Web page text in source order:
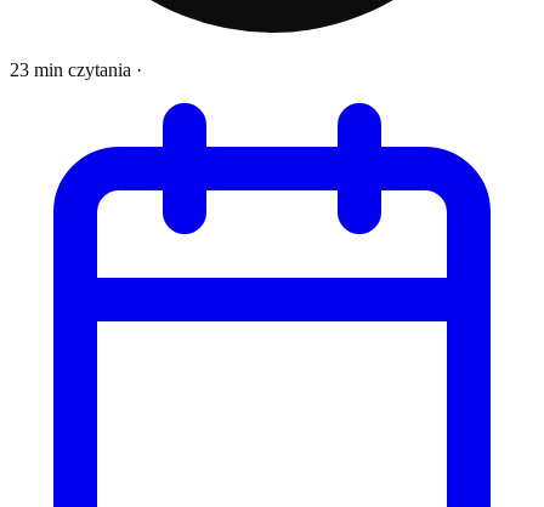
23 min czytania ·